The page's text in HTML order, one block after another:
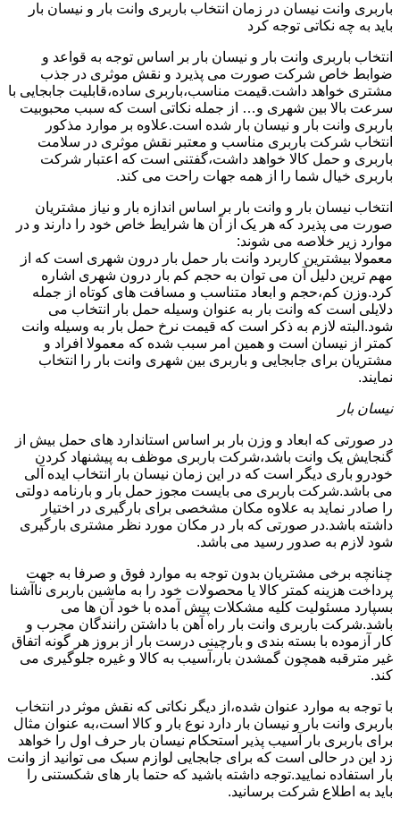
باربری وانت نیسان در زمان انتخاب باربری وانت بار و نیسان بار
باید به چه نکاتی توجه کرد
انتخاب باربری وانت بار و نیسان بار بر اساس توجه به قواعد و
ضوابط خاص شرکت صورت می پذیرد و نقش موثری در جذب
مشتری خواهد داشت.قیمت مناسب،باربری ساده،قابلیت جابجایی با
سرعت بالا بین شهری و… از جمله نکاتی است که سبب محبوبیت
باربری وانت بار و نیسان بار شده است.علاوه بر موارد مذکور
انتخاب شرکت باربری مناسب و معتبر نقش موثری در سلامت
باربری و حمل کالا خواهد داشت،گفتنی است که اعتبار شرکت
باربری خیال شما را از همه جهات راحت می کند.
انتخاب نیسان بار و وانت بار بر اساس اندازه بار و نیاز مشتریان
صورت می پذیرد که هر یک از آن ها شرایط خاص خود را دارند و در
موارد زیر خلاصه می شوند:
معمولا بیشترین کاربرد وانت بار حمل بار درون شهری است که از
مهم ترین دلیل آن می توان به حجم کم بار درون شهری اشاره
کرد.وزن کم،حجم و ابعاد متناسب و مسافت های کوتاه از جمله
دلایلی است که وانت بار به عنوان وسیله حمل بار انتخاب می
شود.البته لازم به ذکر است که قیمت نرخ حمل بار به وسیله وانت
کمتر از نیسان است و همین امر سبب شده که معمولا افراد و
مشتریان برای جابجایی و باربری بین شهری وانت بار را انتخاب
نمایند.
نیسان بار
در صورتی که ابعاد و وزن بار بر اساس استاندارد های حمل بیش از
گنجایش یک وانت باشد،شرکت باربری موظف به پیشنهاد کردن
خودرو باری دیگر است که در این زمان نیسان بار انتخاب ایده آلی
می باشد.شرکت باربری می بایست مجوز حمل بار و بارنامه دولتی
را صادر نماید به علاوه مکان مشخصی برای بارگیری در اختیار
داشته باشد.در صورتی که بار در مکان مورد نظر مشتری بارگیری
شود لازم به صدور رسید می باشد.
چنانچه برخی مشتریان بدون توجه به موارد فوق و صرفا به جهت
پرداخت هزینه کمتر کالا یا محصولات خود را به ماشین باربری ناآشنا
بسپارد مسئولیت کلیه مشکلات پیش آمده با خود آن ها می
باشد.شرکت باربری وانت بار راه آهن با داشتن رانندگان مجرب و
کار آزموده با بسته بندی و بارچینی درست بار از بروز هر گونه اتفاق
غیر مترقبه همچون گمشدن بار،آسیب به کالا و غیره جلوگیری می
کند.
با توجه به موارد عنوان شده،از دیگر نکاتی که نقش موثر در انتخاب
باربری وانت بار و نیسان بار دارد نوع بار و کالا است،به عنوان مثال
برای باربری بار آسیب پذیر استحکام نیسان بار حرف اول را خواهد
زد این در حالی است که برای جابجایی لوازم سبک می توانید از وانت
بار استفاده نمایید.توجه داشته باشید که حتما بار های شکستنی را
باید به اطلاع شرکت برسانید.